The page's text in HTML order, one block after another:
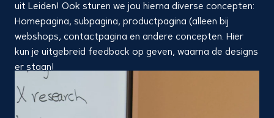
uit Leiden! Ook sturen we jou hierna diverse concepten:
Homepagina, subpagina, productpagina (alleen bij
webshops, contactpagina en andere concepten. Hier
kun je uitgebreid feedback op geven, waarna de designs
er staan!